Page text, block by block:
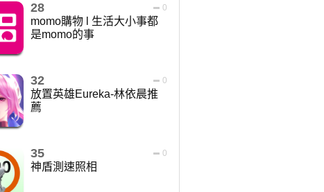
28 0
momo購物 l 生活大小事都
是momo的事
32 0
放置英雄Eureka-林依晨推
薦
35 0
神盾測速照相